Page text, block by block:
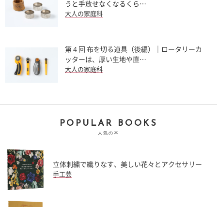
うと手放せなくなるくら…
大人の家庭科
第４回 布を切る道具（後編）｜ロータリーカ
ッターは、厚い生地や直…
大人の家庭科
POPULAR BOOKS
人気の本
立体刺繍で織りなす、美しい花々とアクセサリー
手工芸